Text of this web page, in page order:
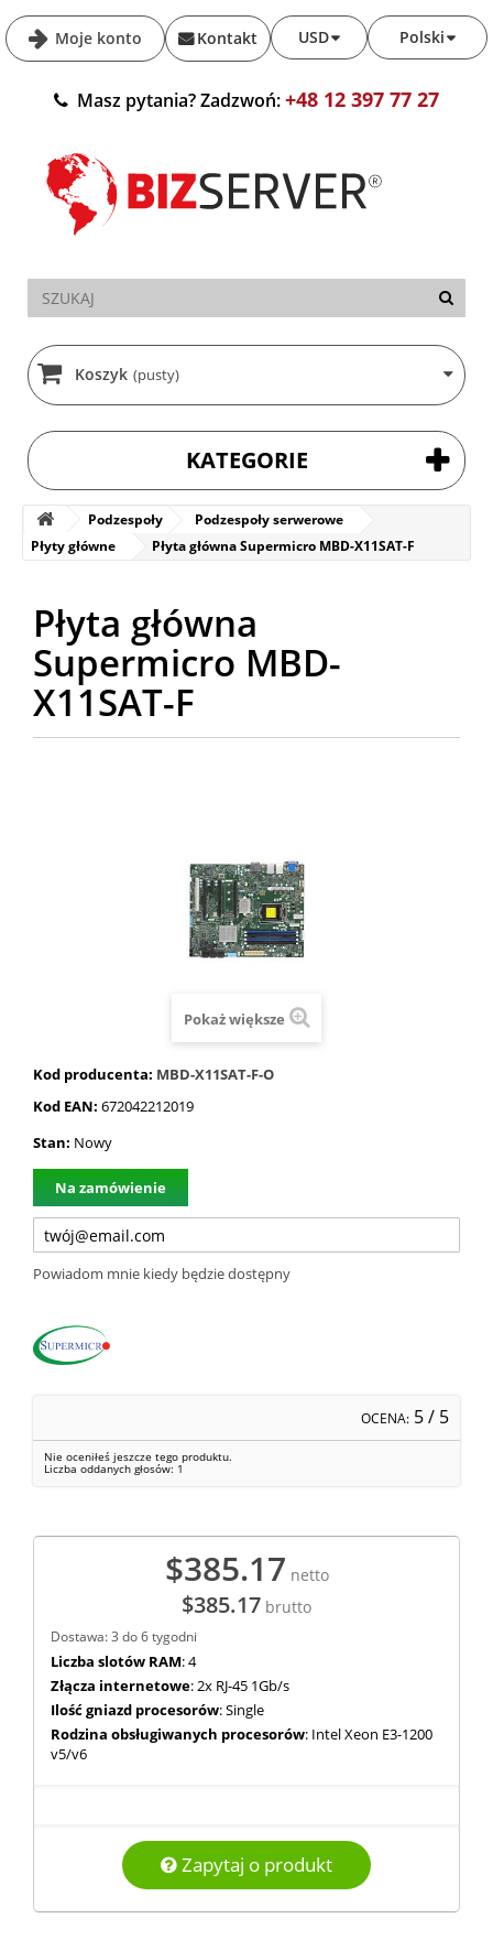
Moje konto Polski
USD
Kontakt
Masz pytania? Zadzwoń:+48 12 397 77 27
Koszyk (pusty)
KATEGORIE
Podzespoły
Podzespoły serwerowe
Płyty główne
Płyta główna Supermicro MBD-X11SAT-F
Płyta główna
Supermicro MBD-
X11SAT-F
Pokaż większe
Kod producenta: MBD-X11SAT-F-O
Kod EAN: 672042212019
Stan: Nowy
Na zamówienie
Powiadom mnie kiedy będzie dostępny
OCENA: 5/ 5
Nie oceniłeś jeszcze tego produktu.
Liczba oddanych głosów: 1
$385.17 netto
$385.17 brutto
Dostawa: 3 do 6 tygodni
Liczba slotów RAM: 4
Złącza internetowe: 2x RJ-45 1Gb/s
Ilość gniazd procesorów: Single
Rodzina obsługiwanych procesorów: Intel Xeon E3-1200
v5/v6
Zapytaj o produkt